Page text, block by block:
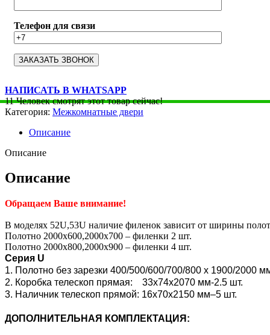
Телефон для связи
НАПИСАТЬ В WHATSAPP
11 Человек смотрят этот товар сейчас!
Категория: Межкомнатные двери
Описание
Описание
Описание
Обращаем Ваше внимание!
В моделях 52U,53U наличие филенок зависит от ширины
Полотно 2000х600,2000х700 – филенки 2 шт.
Полотно 2000х800,2000х900 – филенки 4 шт.
Серия U
1. Полотно без зарезки 400/500/600/700/800 x 1900/2000
2. Коробка телескоп прямая: 33х74х2070 мм-2.5 шт.
3. Наличник телескоп прямой: 16х70х2150 мм–5 шт.
ДОПОЛНИТЕЛЬНАЯ КОМПЛЕКТАЦИЯ: